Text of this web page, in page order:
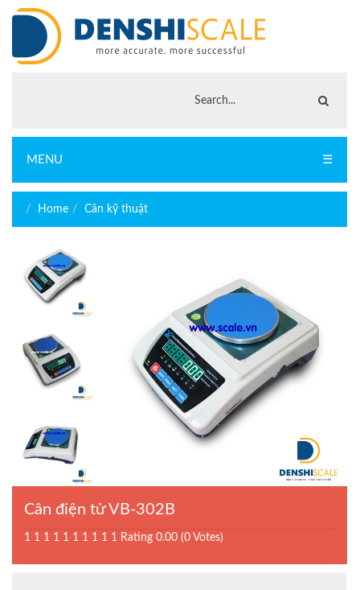
MENU ☰
Home Cân kỹ thuật
Cân điện tử VB-302B
1 1 1 1 1 1 1 1 1 1 Rating 0.00 (0 Votes)